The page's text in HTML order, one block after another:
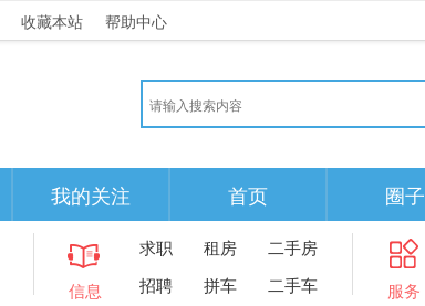
收藏本站 帮助中心
我的关注 首页 圈子
信息
求职 租房
二手房
招聘
拼车 二手车 服务